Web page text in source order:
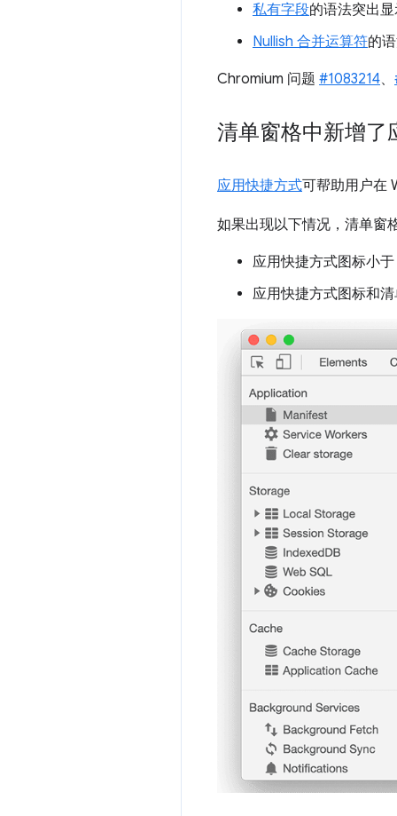
私有字段的语法突出
Nullish 合并运算符的
Chromium 问题 #1083214、
清单窗格中新增了
应用快捷方式可帮助用户在
如果出现以下情况，清单窗
应用快捷方式图标小
应用快捷方式图标和